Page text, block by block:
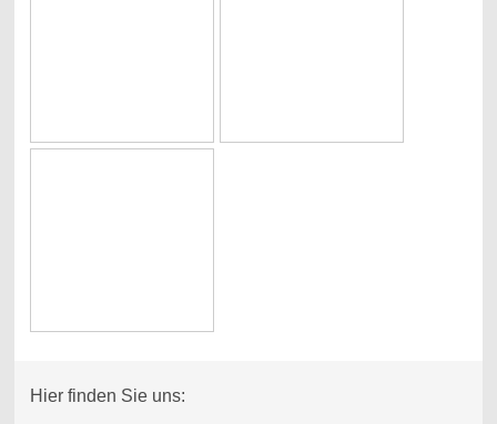
Hier finden Sie uns: